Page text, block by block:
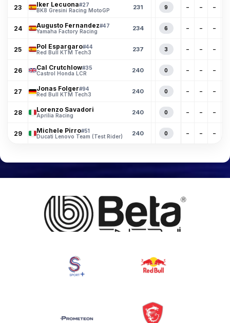
23 Iker Lecuona#27
BK8 Gresini Racing MotoGP
231 9 – – –
24 Augusto Fernandez#47
Yamaha Factory Racing
234 6 – – –
25 Pol Espargaro#44
Red Bull KTM Tech3
237 3 – – –
26 Cal Crutchlow#35
Castrol Honda LCR
240 0 – – –
27 Jonas Folger#94
Red Bull KTM Tech3
240 0 – – –
28 Lorenzo Savadori
Aprilia Racing 240 0 – – –
29 Michele Pirro#51
Ducati Lenovo Team (Test Rider)
240 0 – – –